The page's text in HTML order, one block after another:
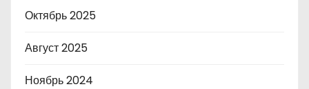
Октябрь 2025
Август 2025
Ноябрь 2024